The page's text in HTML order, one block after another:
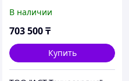
В наличии
703 500₸
Купить